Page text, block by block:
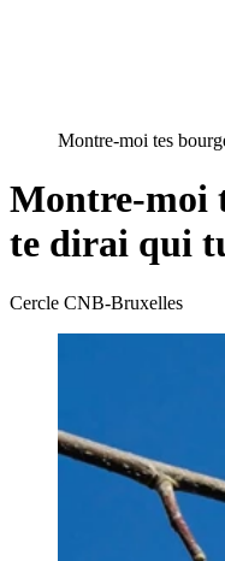
Montre-moi tes
Montre-moi
te dirai qui
Cercle CNB-Bruxelles